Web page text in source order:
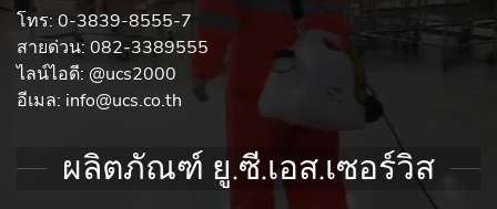
โทร: 0-3839-8555-7
สายด่วน: 082-3389555
ไลน์ไอดี: @ucs2000
อีเมล: info@ucs.co.th
ผลิตภัณฑ์ ยู.ซี.เอส.เซอร์วิส